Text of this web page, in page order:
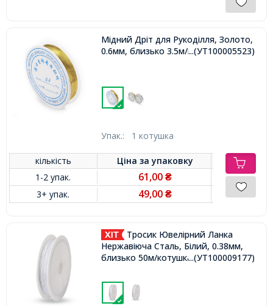
Мідний Дріт для Рукоділля, Золото,
0.6мм, близько 3.5м/котушка,
...(УТ100005523)
Упак.: 1 котушка
кількість Ціна заупаковку
1-2 упак.
61,00₴
3+ упак. 49,00₴
Тросик Ювелірний Ланка
Нержавіюча Сталь, Білий, 0.38мм,
близько 50м/котушка,...(УТ100009177)